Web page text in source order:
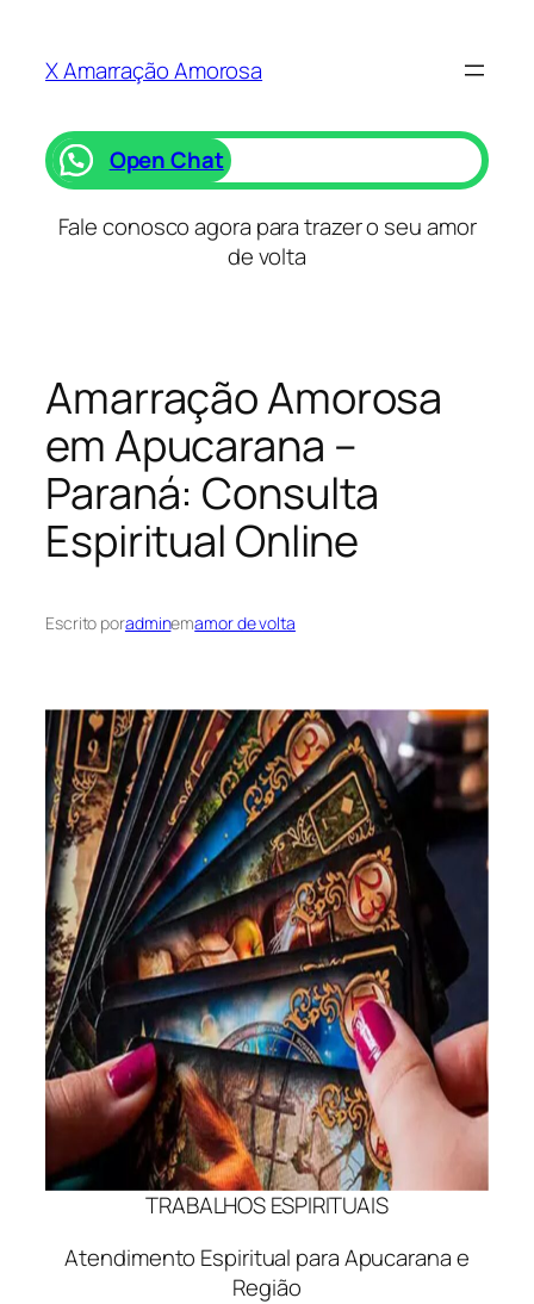
X Amarração Amorosa
Open Chat
Fale conosco agora para trazer o seu amor
de volta
Amarração Amorosa
em Apucarana –
Paraná: Consulta
Espiritual Online
Escrito poradminemamor de volta
TRABALHOS ESPIRITUAIS
Atendimento Espiritual para Apucarana e
Região